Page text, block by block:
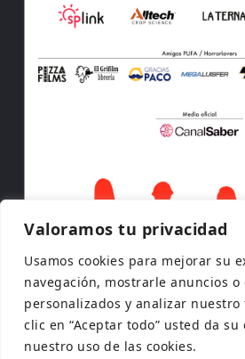
Valoramos tu privacidad
Usamos cookies para mejorar su
navegación, mostrarle anuncios o
personalizados y analizar
clic en “Aceptar todo” usted da
nuestro uso de las cookies.